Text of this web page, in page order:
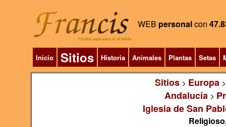
WEB personalcon
Inicio Sitios Historia Animales Plantas Setas
Sitios> Europa
Andalucía >
Iglesia de San